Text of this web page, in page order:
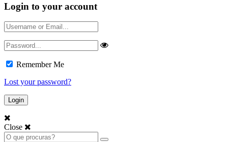
Login to your account
Remember Me
Lost your password?
Close